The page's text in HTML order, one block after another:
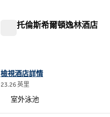
南灣托倫斯希爾頓逸林酒店
查看南灣托倫斯希爾頓逸林酒店詳情
檢視酒店詳情
23.26 英里
室外泳池